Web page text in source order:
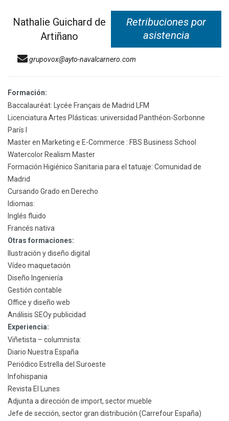
Nathalie Guichard de
Artiñano
Retribuciones por
asistencia
grupovox@ayto-navalcarnero.com
Formación:
Baccalauréat: Lycée Français de Madrid LFM
Licenciatura Artes Plásticas: universidad Panthéon-Sorbonne
París I
Master en Marketing e E-Commerce : FBS Business School
Watercolor Realism Master
Formación Higiénico Sanitaria para el tatuaje: Comunidad de
Madrid
Cursando Grado en Derecho
Idiomas:
Inglés fluido
Francés nativa
Otras formaciones:
Ilustración y diseño digital
Vídeo maquetación
Diseño Ingeniería
Gestión contable
Office y diseño web
Análisis SEOy publicidad
Experiencia:
Viñetista – columnista:
Diario Nuestra España
Periódico Estrella del Suroeste
Infohispania
Revista El Lunes
Adjunta a dirección de import, sector mueble
Jefe de sección, sector gran distribución (Carrefour España)